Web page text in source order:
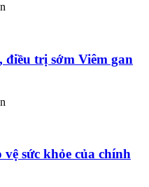
điều trị sớm Viêm gan
sức khỏe của chính